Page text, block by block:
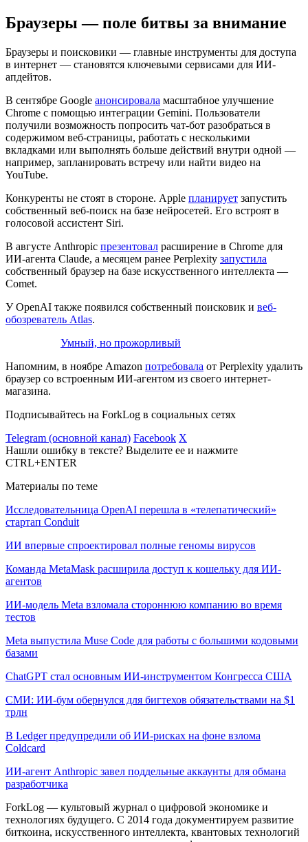
Браузеры — поле битвы за внимание
Браузеры и поисковики — главные инструменты для доступа
в интернет — становятся ключевыми сервисами для ИИ-
апдейтов.
В сентябре Google анонсировала масштабное улучшение
Chrome с помощью интеграции Gemini. Пользователи
получили возможность попросить чат-бот разобраться в
содержимом веб-страницы, работать с несколькими
вкладками или выполнять больше действий внутри одной —
например, запланировать встречу или найти видео на
YouTube.
Конкуренты не стоят в стороне. Apple планирует запустить
собственный веб-поиск на базе нейросетей. Его встроят в
голосовой ассистент Siri.
В августе Anthropic презентовал расширение в Chrome для
ИИ-агента Claude, а месяцем ранее Perplexity запустила
собственный браузер на базе искусственного интеллекта —
Comet.
У OpenAI также появился собственный поисковик и веб-
обозреватель Atlas.
Умный, но прожорливый
Напомним, в ноябре Amazon потребовала от Perplexity удалить
браузер со встроенным ИИ-агентом из своего интернет-
магазина.
Подписывайтесь на ForkLog в социальных сетях
Telegram (основной канал) Facebook X
Нашли ошибку в тексте? Выделите ее и нажмите
CTRL+ENTER
Материалы по теме
Исследовательница OpenAI перешла в «телепатический»
стартап Conduit
ИИ впервые спроектировал полные геномы вирусов
Команда MetaMask расширила доступ к кошельку для ИИ-
агентов
ИИ-модель Meta взломала стороннюю компанию во время
тестов
Meta выпустила Muse Code для работы с большими кодовыми
базами
ChatGPT стал основным ИИ-инструментом Конгресса США
СМИ: ИИ-бум обернулся для бигтехов обязательствами на $1
трлн
В Ledger предупредили об ИИ-рисках на фоне взлома
Coldcard
ИИ-агент Anthropic завел поддельные аккаунты для обмана
разработчика
ForkLog — культовый журнал о цифровой экономике и
технологиях будущего. С 2014 года документируем развитие
биткоина, искусственного интеллекта, квантовых технологий